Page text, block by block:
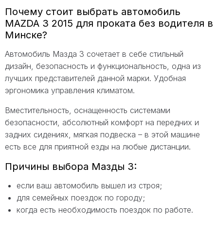
Почему стоит выбрать автомобиль
MAZDA 3 2015 для проката без водителя в
Минске?
Автомобиль Мазда 3 сочетает в себе стильный
дизайн, безопасность и функциональность, одна из
лучших представителей данной марки. Удобная
эргономика управления климатом.
Вместительность, оснащенность системами
безопасности, абсолютный комфорт на передних и
задних сидениях, мягкая подвеска – в этой машине
есть все для приятной езды на любые дистанции.
Причины выбора Мазды 3:
если ваш автомобиль вышел из строя;
для семейных поездок по городу;
когда есть необходимость поездок по работе.